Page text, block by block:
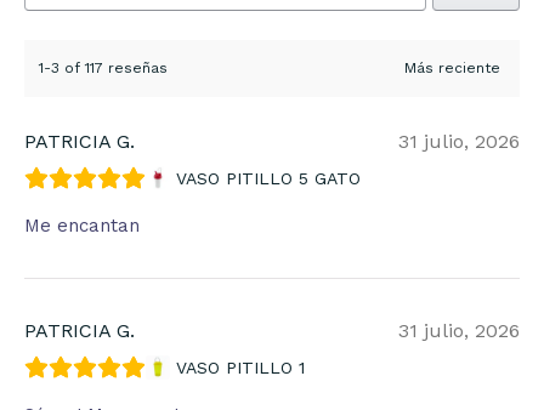
1-3 of 117 reseñas
PATRICIA G. 31 julio, 2026
VASO PITILLO 5 GATO
Me encantan
PATRICIA G. 31 julio, 2026
VASO PITILLO 1